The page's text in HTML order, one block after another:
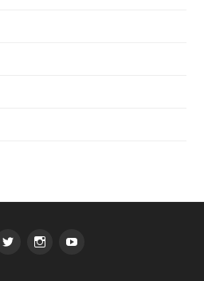
Twitter Instagramyoutube